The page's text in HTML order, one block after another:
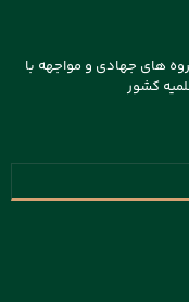
های جهادی و مواجهه با
کشور